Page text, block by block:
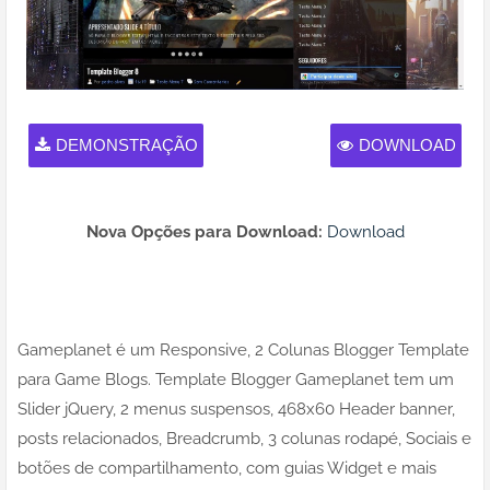
DOWNLOAD
DEMONSTRAÇÃO
Nova Opções para Download: Download
Gameplanet é um Responsive, 2 Colunas Blogger Template
para Game Blogs. Template Blogger Gameplanet tem um
Slider jQuery, 2 menus suspensos, 468x60 Header banner,
posts relacionados, Breadcrumb, 3 colunas rodapé, Sociais e
botões de compartilhamento, com guias Widget e mais